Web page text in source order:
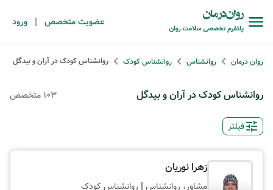
عضویت متخصص | ورود
روان درمان روانشناس روانشناس کودک روانشناس کودک در آران و بیدگل
روانشناس کودک در آران و بیدگل 103 متخصص
فیلتر
زهرا نوریان
مشاور، روانشناس | روانشناس کودک